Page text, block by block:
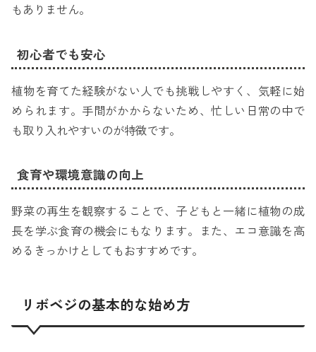
もありません。
初心者でも安心
植物を育てた経験がない人でも挑戦しやすく、気軽に始
められます。手間がかからないため、忙しい日常の中で
も取り入れやすいのが特徴です。
食育や環境意識の向上
野菜の再生を観察することで、子どもと一緒に植物の成
長を学ぶ食育の機会にもなります。また、エコ意識を高
めるきっかけとしてもおすすめです。
リボベジの基本的な始め方